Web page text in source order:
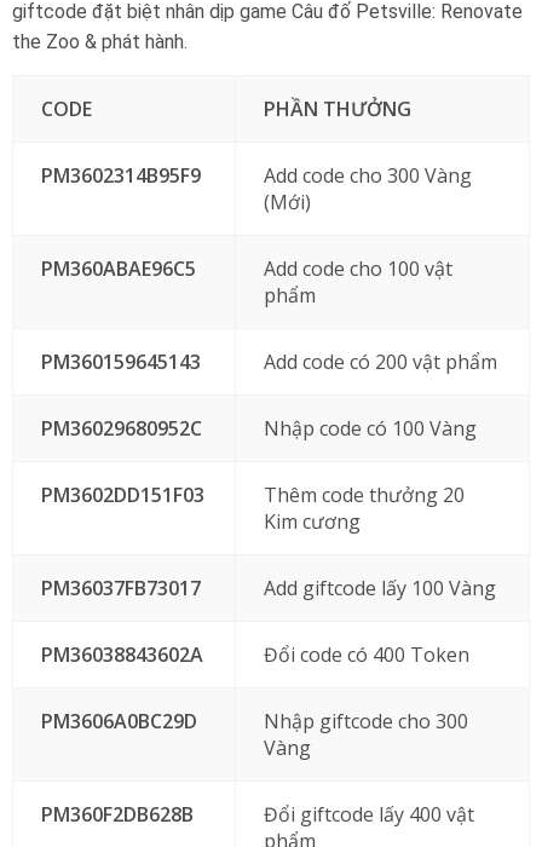
giftcode đặt biệt nhân dịp game Câu đố Petsville: Renovate
the Zoo & phát hành.
CODE PHẦN THƯỞNG
PM3602314B95F9
Add code cho 300 Vàng
(Mới)
PM360ABAE96C5
Add code cho 100 vật
phẩm
PM360159645143 Add code có 200 vật phẩm
PM36029680952C Nhập code có 100 Vàng
PM3602DD151F03
Thêm code thưởng 20
Kim cương
PM36037FB73017 Add giftcode lấy 100 Vàng
PM36038843602A Đổi code có 400 Token
PM3606A0BC29D
Nhập giftcode cho 300
Vàng
PM360F2DB628B
Đổi giftcode lấy 400 vật
phẩm